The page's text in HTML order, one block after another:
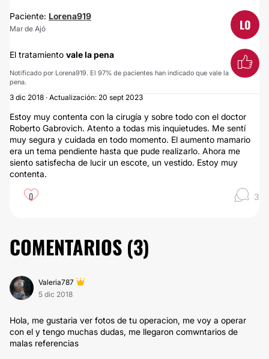
Paciente: Lorena919
Mar de Ajó LO
El tratamiento vale la pena
Notificado por Lorena919. El 97% de pacientes han indicado que vale la
pena.
3 dic 2018 · Actualización: 20 sept 2023
Estoy muy contenta con la cirugía y sobre todo con el doctor
Roberto Gabrovich. Atento a todas mis inquietudes. Me sentí
muy segura y cuidada en todo momento. El aumento mamario
era un tema pendiente hasta que pude realizarlo. Ahora me
siento satisfecha de lucir un escote, un vestido. Estoy muy
contenta.
0 3
COMENTARIOS (3)
Valeria787
5 dic 2018
Hola, me gustaria ver fotos de tu operacion, me voy a operar
con el y tengo muchas dudas, me llegaron comwntarios de
malas referencias